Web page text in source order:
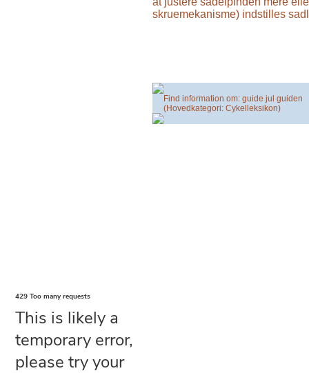
skruemekanisme) indstilles
Find information om: guide jul guiden
(Hovedkategori: Cykelleksikon)